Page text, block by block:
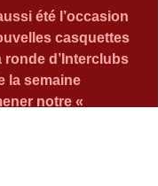
été l’occasion
casquettes
d’Interclubs
la semaine
notre «